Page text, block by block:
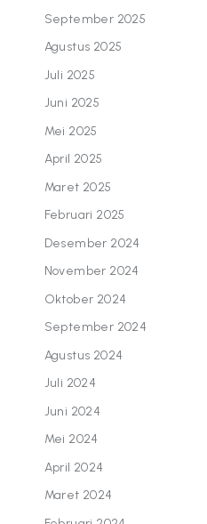
September 2025
Agustus 2025
Juli 2025
Juni 2025
Mei 2025
April 2025
Maret 2025
Februari 2025
Desember 2024
November 2024
Oktober 2024
September 2024
Agustus 2024
Juli 2024
Juni 2024
Mei 2024
April 2024
Maret 2024